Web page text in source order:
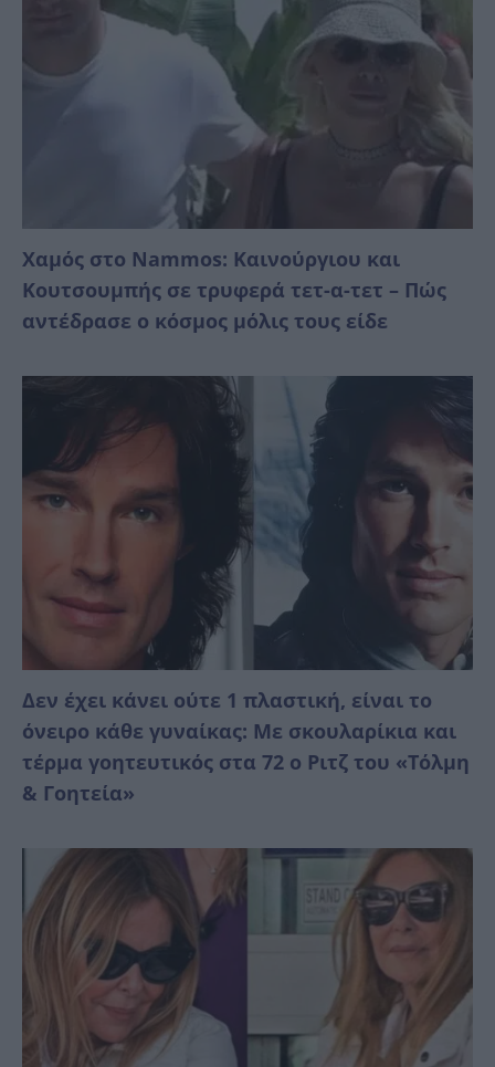
Χαμός στο Nammos: Καινούργιου και
Κουτσουμπής σε τρυφερά τετ-α-τετ – Πώς
αντέδρασε ο κόσμος μόλις τους είδε
Δεν έχει κάνει ούτε 1 πλαστική, είναι το
όνειρο κάθε γυναίκας: Με σκουλαρίκια και
τέρμα γοητευτικός στα 72 ο Ριτζ του «Τόλμη
& Γοητεία»